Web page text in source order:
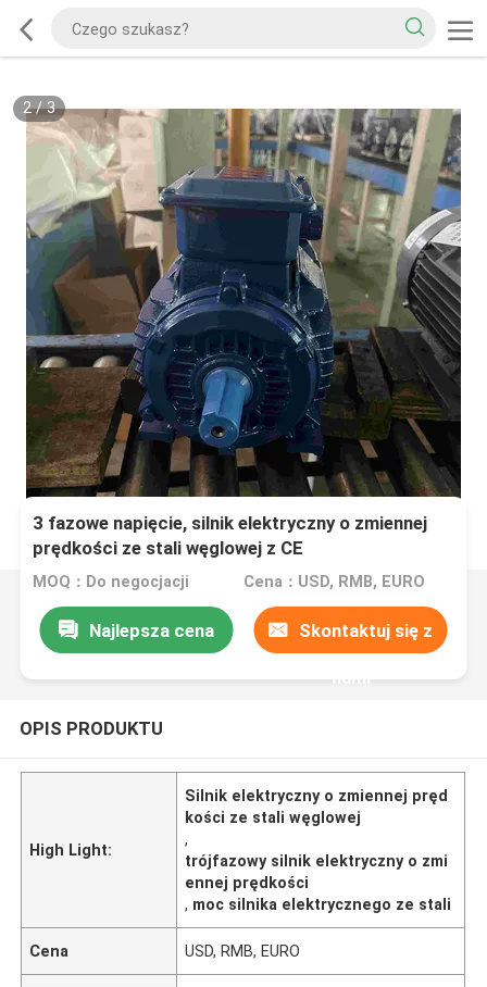
2/3
3 fazowe napięcie, silnik elektryczny o zmiennej
prędkości ze stali węglowej z CE
MOQ：Do negocjacji Cena：USD, RMB, EURO
Najlepsza cena Skontaktuj się z
nami
OPIS PRODUKTU
High Light:
Silnik elektryczny o zmiennej pręd
kości ze stali węglowej
,
trójfazowy silnik elektryczny o zmi
ennej prędkości
, moc silnika elektrycznego ze stali
Cena USD, RMB, EURO